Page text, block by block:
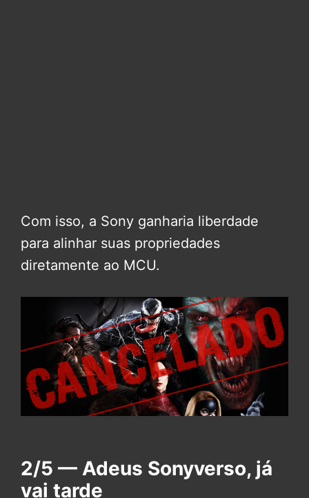
Com isso, a Sony ganharia liberdade
para alinhar suas propriedades
diretamente ao MCU.
2/5 — Adeus Sonyverso, já
vai tarde